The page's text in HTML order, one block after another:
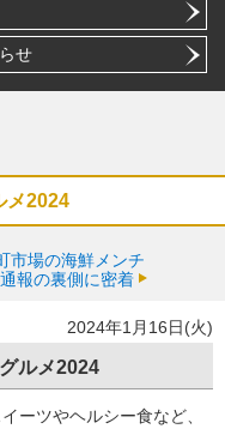
せ
メ2024
市場の海鮮メンチ
報の裏側に密着
2024年1月16日(火)
ルメ2024
ーツやヘルシー食など、